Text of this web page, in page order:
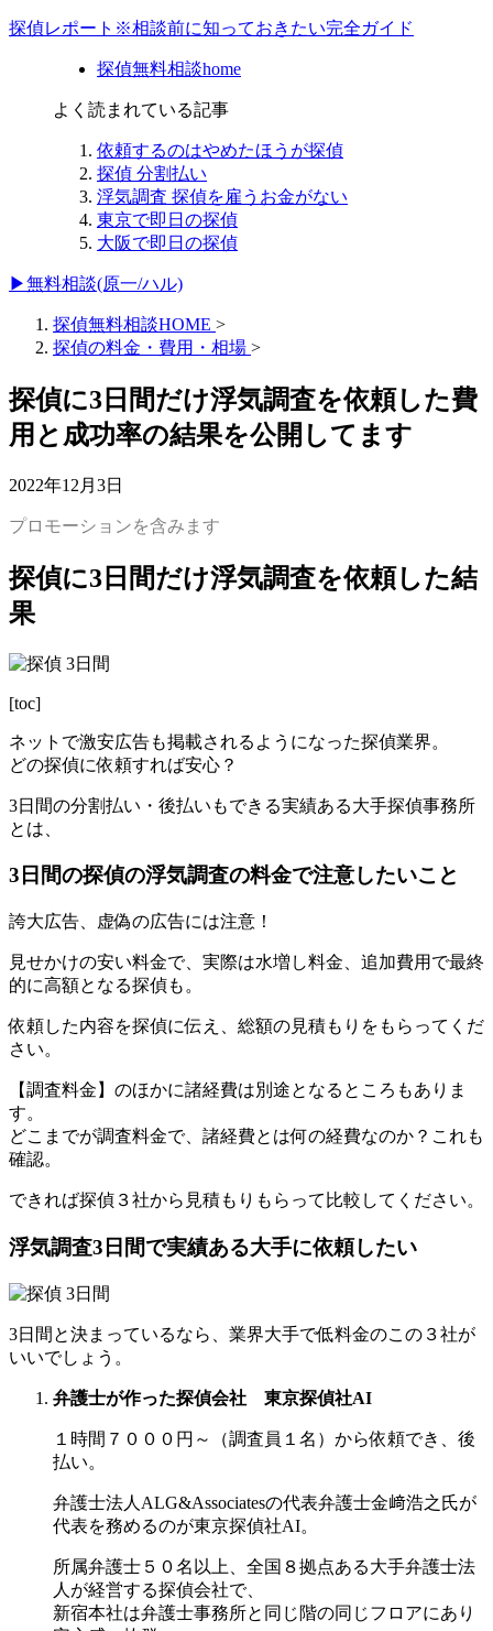
探偵レポート※相談前に知っておきたい完全ガイド
探偵無料相談home
よく読まれている記事
依頼するのはやめたほうが探偵
探偵 分割払い
浮気調査 探偵を雇うお金がない
東京で即日の探偵
大阪で即日の探偵
▶無料相談(原一/ハル)
探偵無料相談HOME >
探偵の料金・費用・相場 >
探偵に3日間だけ浮気調査を依頼した費
用と成功率の結果を公開してます
2022年12月3日
プロモーションを含みます
探偵に3日間だけ浮気調査を依頼した結
果
[toc]
ネットで激安広告も掲載されるようになった探偵業界。
どの探偵に依頼すれば安心？
3日間の分割払い・後払いもできる実績ある大手探偵事務所
とは、
3日間の探偵の浮気調査の料金で注意したいこと
誇大広告、虚偽の広告には注意！
見せかけの安い料金で、実際は水増し料金、追加費用で最終
的に高額となる探偵も。
依頼した内容を探偵に伝え、総額の見積もりをもらってくだ
さい。
【調査料金】のほかに諸経費は別途となるところもありま
す。
どこまでが調査料金で、諸経費とは何の経費なのか？これも
確認。
できれば探偵３社から見積もりもらって比較してください。
浮気調査3日間で実績ある大手に依頼したい
3日間と決まっているなら、業界大手で低料金のこの３社が
いいでしょう。
弁護士が作った探偵会社 東京探偵社AI
１時間７０００円～（調査員１名）から依頼でき、 後
払い。
弁護士法人ALG&Associatesの代表弁護士金﨑浩之氏が
代表を務めるのが東京探偵社AI。
所属弁護士５０名以上、全国８拠点ある大手弁護士法
人が経営する探偵会社で、
新宿本社は弁護士事務所と同じ階の同じフロアにあり